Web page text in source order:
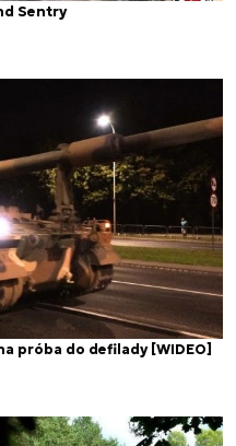
Sentry
próba do defilady [WIDEO]